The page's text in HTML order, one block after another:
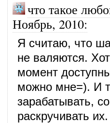
что такое
Ноябрь, 2010:
Я считаю, что
не валяются.
момент
можно мне=). И
зарабатывать,
раскручивать их.